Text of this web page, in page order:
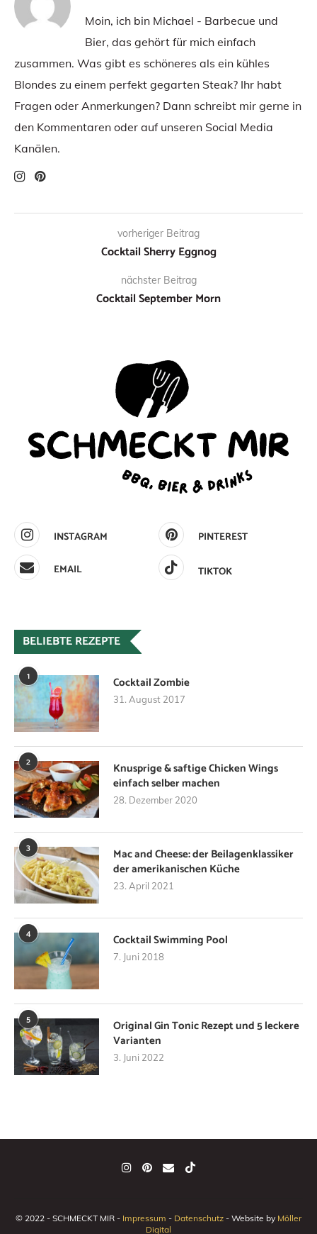
Moin, ich bin Michael - Barbecue und
Bier, das gehört für mich einfach
zusammen. Was gibt es schöneres als ein kühles
Blondes zu einem perfekt gegarten Steak? Ihr habt
Fragen oder Anmerkungen? Dann schreibt mir gerne in
den Kommentaren oder auf unseren Social Media
Kanälen.
vorheriger Beitrag
Cocktail Sherry Eggnog
nächster Beitrag
Cocktail September Morn
INSTAGRAM
PINTEREST
EMAIL
TIKTOK
BELIEBTE REZEPTE
1 Cocktail Zombie
31. August 2017
2
Knusprige & saftige Chicken Wings
einfach selber machen
28. Dezember 2020
3
Mac and Cheese: der Beilagenklassiker
der amerikanischen Küche
23. April 2021
4 Cocktail Swimming Pool
7. Juni 2018
5
Original Gin Tonic Rezept und 5 leckere
Varianten
3. Juni 2022
© 2022 - SCHMECKT MIR - Impressum - Datenschutz - Website by Möller
Digital